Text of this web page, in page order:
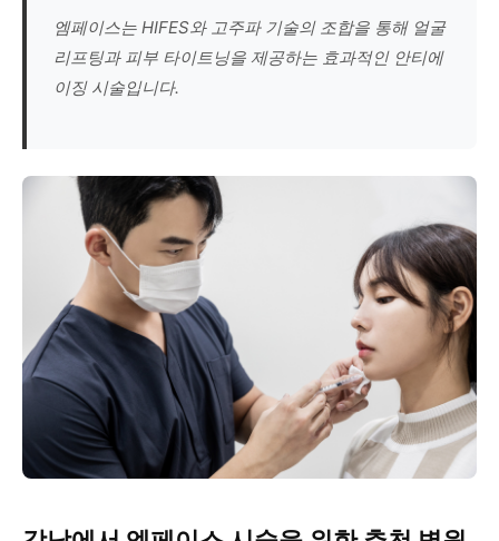
엠페이스는 HIFES와 고주파 기술의 조합을 통해 얼굴
리프팅과 피부 타이트닝을 제공하는 효과적인 안티에
이징 시술입니다.